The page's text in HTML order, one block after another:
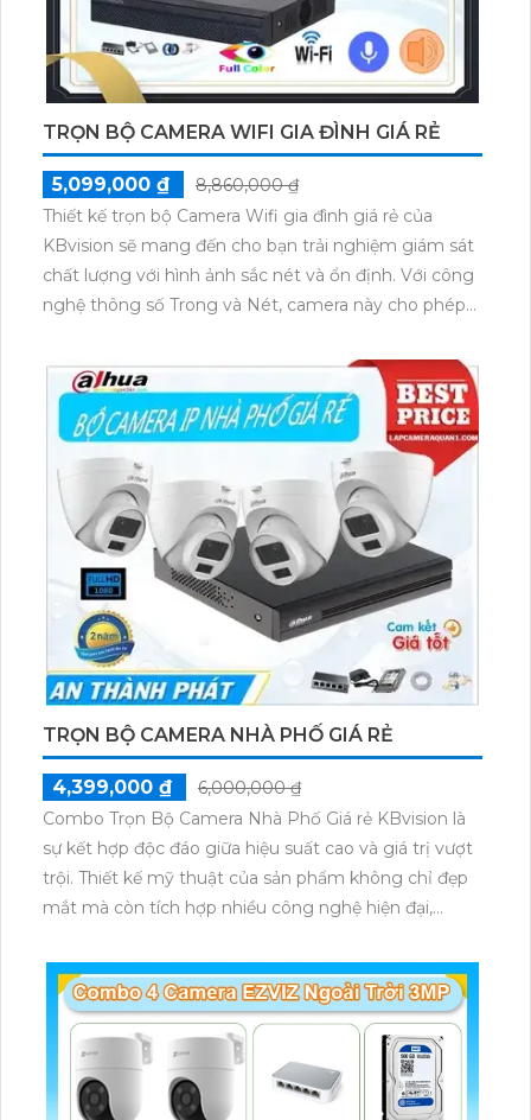
TRỌN BỘ CAMERA WIFI GIA ĐÌNH GIÁ RẺ
5,099,000 ₫
8,860,000 ₫
Thiết kế trọn bộ Camera Wifi gia đình giá rẻ của
KBvision sẽ mang đến cho bạn trải nghiệm giám sát
chất lượng với hình ảnh sắc nét và ổn định. Với công
nghệ thông số Trong và Nét, camera này cho phép
2
TRỌN BỘ CAMERA NHÀ PHỐ GIÁ RẺ
4,399,000 ₫
6,000,000 ₫
Combo Trọn Bộ Camera Nhà Phố Giá rẻ KBvision là
sự kết hợp độc đáo giữa hiệu suất cao và giá trị vượt
trội. Thiết kế mỹ thuật của sản phẩm không chỉ đẹp
mắt mà còn tích hợp nhiều công nghệ hiện đại,
của bạn